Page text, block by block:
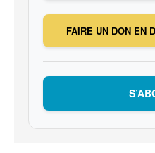
FAIRE UN DON EN